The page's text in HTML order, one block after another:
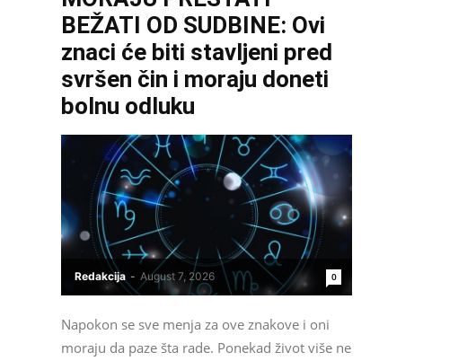
BEŽATI OD SUDBINE: Ovi
znaci će biti stavljeni pred
svršen čin i moraju doneti
bolnu odluku
Redakcija - August 7, 2026 0
Napokon se sve menja za ove znakove i oni
moraju da paze šta rade. Ponekad život više ne